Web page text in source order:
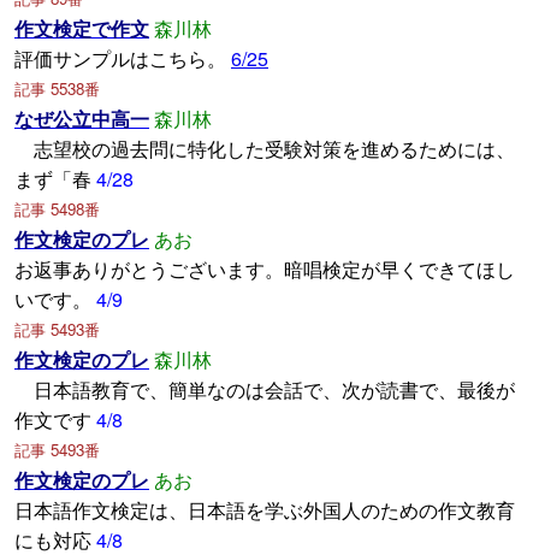
作文検定で作文森川林
評価サンプルはこちら。 6/25
記事 5538番
なぜ公立中高一森川林
志望校の過去問に特化した受験対策を進めるためには、
まず「春 4/28
記事 5498番
作文検定のプレ あお
お返事ありがとうございます。暗唱検定が早くできてほし
いです。
4/9
記事 5493番
作文検定のプレ 森川林
日本語教育で、簡単なのは会話で、次が読書で、最後が
作文です 4/8
記事 5493番
作文検定のプレ あお
日本語作文検定は、日本語を学ぶ外国人のための作文教育
にも対応4/8